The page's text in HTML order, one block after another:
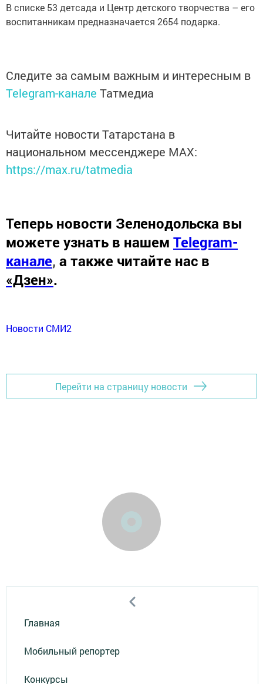
В списке 53 детсада и Центр детского творчества – его
воспитанникам предназначается 2654 подарка.
Следите за самым важным и интересным в
Telegram-канале Татмедиа
Читайте новости Татарстана в
национальном мессенджере MАХ:
https://max.ru/tatmedia
Теперь новости Зеленодольска вы
можете узнать в нашем Telegram-
канале, а также читайте нас в
«Дзен».
Новости СМИ2
Перейти на страницу новости
Главная
Мобильный репортер
Конкурсы